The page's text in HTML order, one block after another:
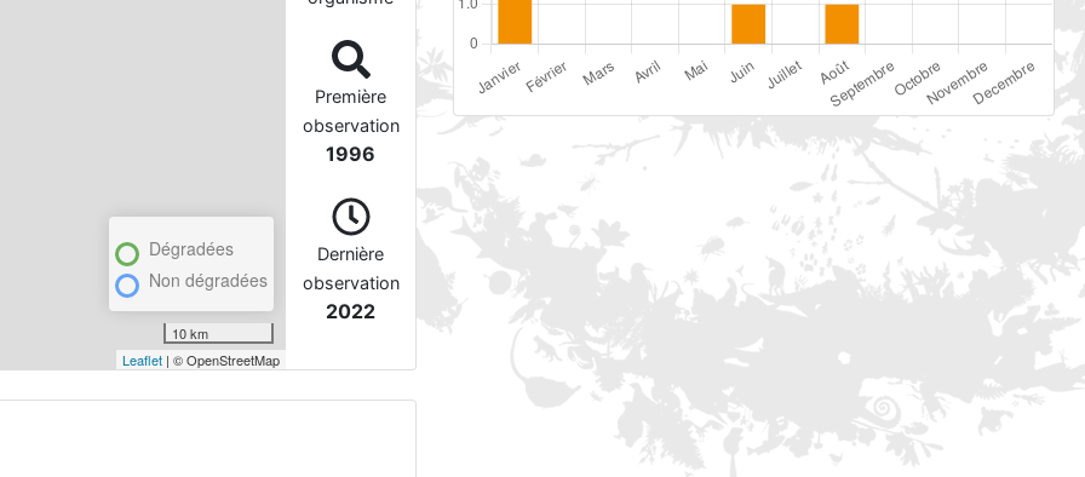
Dégradées
Non dégradées
10 km
Leaflet| © OpenStreetMap
Première
observation
1996
Dernière
observation
2022